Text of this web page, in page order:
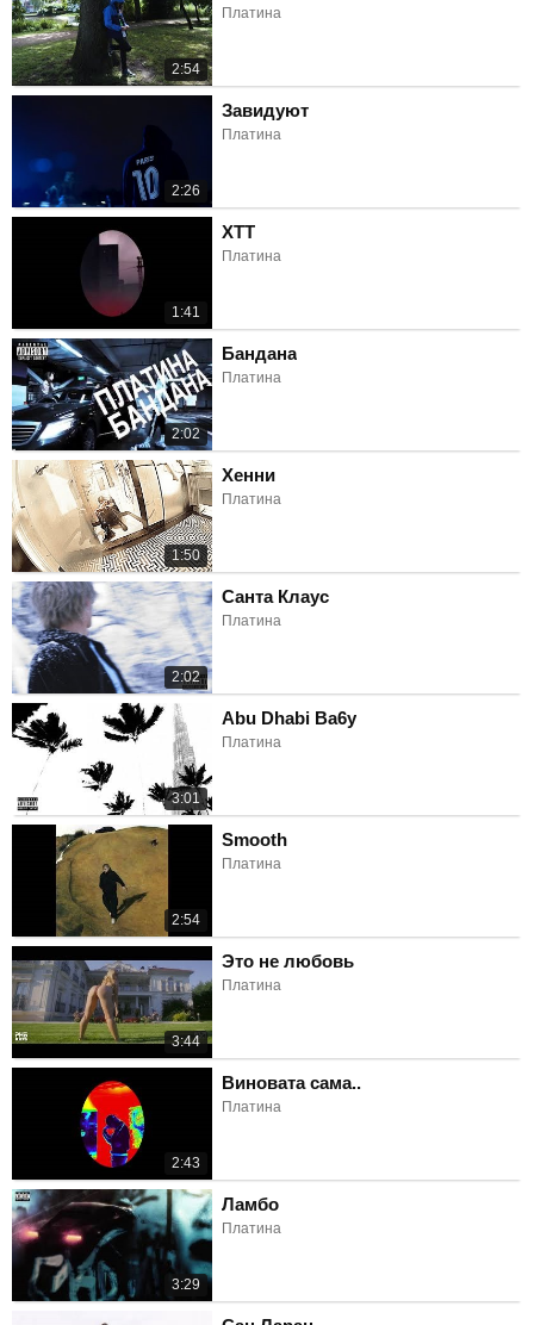
2:54
Платина
2:26
Завидуют
Платина
1:41
ХТТ
Платина
2:02
Бандана
Платина
1:50
Хенни
Платина
2:02
Санта Клаус
Платина
3:01
Abu Dhabi Ba6y
Платина
2:54
Smooth
Платина
3:44
Это не любовь
Платина
2:43
Виновата сама..
Платина
3:29
Ламбо
Платина